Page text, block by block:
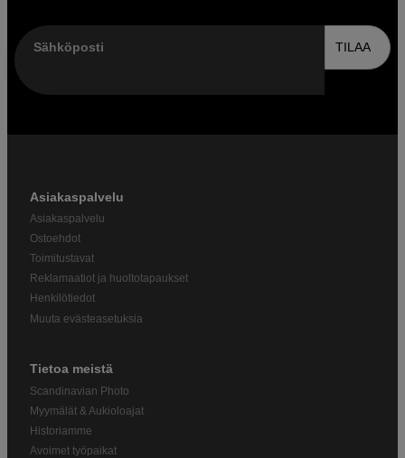
Sähköposti TILAA
Asiakaspalvelu
Asiakaspalvelu
Ostoehdot
Toimitustavat
Reklamaatiot ja huoltotapaukset
Henkilötiedot
Muuta evästeasetuksia
Tietoa meistä
Scandinavian Photo
Myymälät & Aukioloajat
Historiamme
Avoimet työpaikat